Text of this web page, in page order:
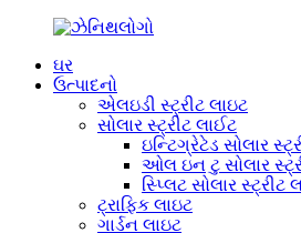
ઘર
ઉત્પાદનો
એલઇડી સ્ટ્રીટ લાઇટ
સોલાર સ્ટ્રીટ લાઈટ
ઇન્ટિગ્રેટેડ સોલાર
ઓલ ઇન ટુ સોલાર
સ્પ્લિટ સોલાર સ્ટ્રીટ
ટ્રાફિક લાઇટ
ગાર્ડન લાઇટ